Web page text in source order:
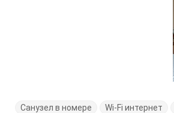
Санузел в номере Wi-Fi интернет